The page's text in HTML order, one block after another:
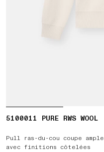
5100011 PURE RWS WOOL
Pull ras-du-cou coupe ample
avec finitions côtelées